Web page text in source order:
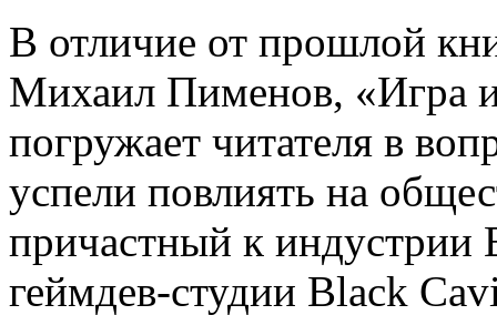
В отличие от прошлой
Михаил Пименов, «Игра
погружает читателя в
успели повлиять на
причастный к индустрии
геймдев-студии Black